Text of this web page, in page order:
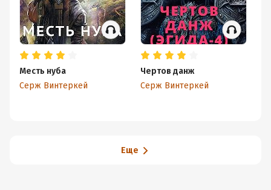
Месть нуба
Серж Винтеркей
Чертов данж
Серж Винтеркей
Еще